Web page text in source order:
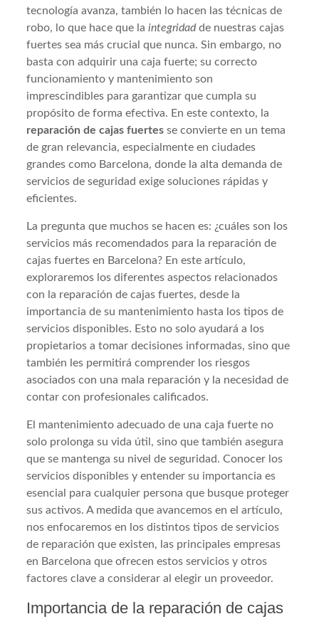
tecnología avanza, también lo hacen las técnicas de
robo, lo que hace que laintegridadde nuestras cajas
fuertes sea más crucial que nunca. Sin embargo, no
basta con adquirir una caja fuerte; su correcto
funcionamiento y mantenimiento son
imprescindibles para garantizar que cumpla su
propósito de forma efectiva. En este contexto, la
reparación de cajas fuertes se convierte en un tema
de gran relevancia, especialmente en ciudades
grandes como Barcelona, donde la alta demanda de
servicios de seguridad exige soluciones rápidas y
eficientes.
La pregunta que muchos se hacen es: ¿cuáles son los
servicios más recomendados para la reparación de
cajas fuertes en Barcelona? En este artículo,
exploraremos los diferentes aspectos relacionados
con la reparación de cajas fuertes, desde la
importancia de su mantenimiento hasta los tipos de
servicios disponibles. Esto no solo ayudará a los
propietarios a tomar decisiones informadas, sino que
también les permitirá comprender los riesgos
asociados con una mala reparación y la necesidad de
contar con profesionales calificados.
El mantenimiento adecuado de una caja fuerte no
solo prolonga su vida útil, sino que también asegura
que se mantenga su nivel de seguridad. Conocer los
servicios disponibles y entender su importancia es
esencial para cualquier persona que busque proteger
sus activos. A medida que avancemos en el artículo,
nos enfocaremos en los distintos tipos de servicios
de reparación que existen, las principales empresas
en Barcelona que ofrecen estos servicios y otros
factores clave a considerar al elegir un proveedor.
Importancia de la reparación de cajas